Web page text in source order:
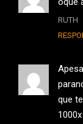
RUTH
que